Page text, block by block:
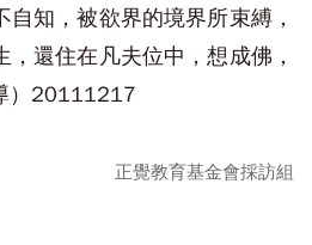
知，被欲界的境界所束縛，
還住在凡夫位中，想成佛，
）20111217
正覺教育基金會採訪組